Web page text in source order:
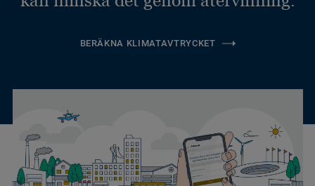
BERÄKNA KLIMATAVTRYCKET